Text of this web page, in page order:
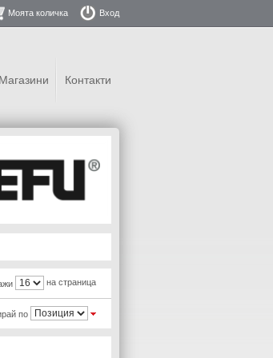
Моята количка Вход
Магазини Контакти
на страница
по